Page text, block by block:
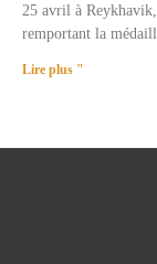
25 avril à
remportant la
Lire plus "